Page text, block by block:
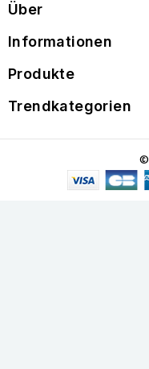
Über
Informationen
Produkte
Trendkategorien
©